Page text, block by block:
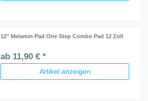
12" Melamin Pad One Step Combo Pad 12 Zoll
ab 11,90 € *
Artikel anzeigen